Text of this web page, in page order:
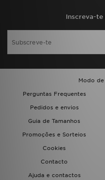
Inscreva-
Modo
Perguntas Frequentes
Pedidos e envios
Guia de Tamanhos
Promoções e Sorteios
Cookies
Contacto
Ajuda e contactos